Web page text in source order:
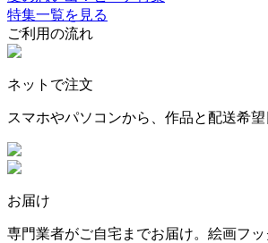
特集一覧を見る
ご利用の流れ
ネットで注文
スマホやパソコンから、作品と配送希望
お届け
専門業者がご自宅までお届け。絵画フ